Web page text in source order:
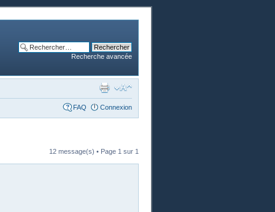
Recherche avancée
FAQ Connexion
12 message(s) • Page 1 sur 1